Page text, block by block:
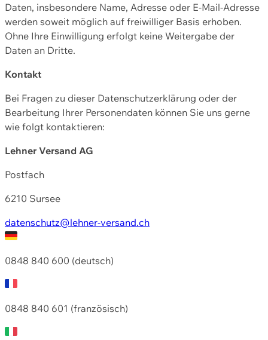
Daten, insbesondere Name, Adresse oder E-Mail-Adresse
werden soweit möglich auf freiwilliger Basis erhoben.
Ohne Ihre Einwilligung erfolgt keine Weitergabe der
Daten an Dritte.
Kontakt
Bei Fragen zu dieser Datenschutzerklärung oder der
Bearbeitung Ihrer Personendaten können Sie uns gerne
wie folgt kontaktieren:
Lehner Versand AG
Postfach
6210 Sursee
datenschutz@lehner-versand.ch
0848 840 600 (deutsch)
0848 840 601 (französisch)